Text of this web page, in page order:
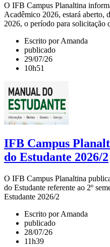
O IFB Campus Planaltina
Acadêmico 2026, estará aberto,
2026, o período para solicitação
Escrito por Amanda
publicado
29/07/26
10h51
IFB Campus
do Estudante 2026/2
O IFB Campus Planaltina
do Estudante referente ao 2º
Estudante 2026/2
Escrito por Amanda
publicado
28/07/26
11h39